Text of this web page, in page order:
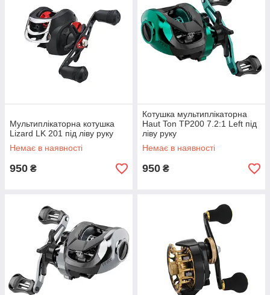
Мультиплікаторна котушка
Lizard LK 201 під ліву руку
Немає в наявності
950 ₴
Котушка мультиплікаторна
Haut Ton TP200 7.2:1 Left під
ліву руку
Немає в наявності
950 ₴